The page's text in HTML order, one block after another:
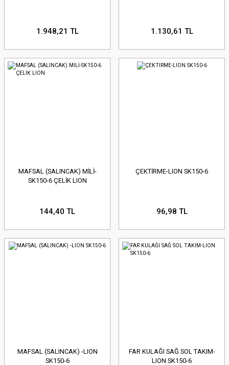
1.948,21 TL 1.130,61 TL
MAFSAL (SALINCAK) MİLİ-
SK150-6 ÇELİK LION
144,40 TL
ÇEKTİRME-LION SK150-6
96,98 TL
MAFSAL (SALINCAK) -LION
SK150-6
FAR KULAĞI SAĞ SOL TAKIM-
LION SK150-6